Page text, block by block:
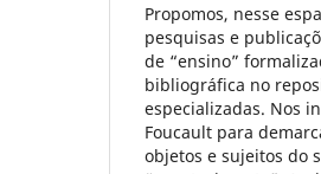
Propomos, nesse
pesquisas e
de “ensino”
bibliográfica no
especializadas. Nos
Foucault para
objetos e sujeitos do